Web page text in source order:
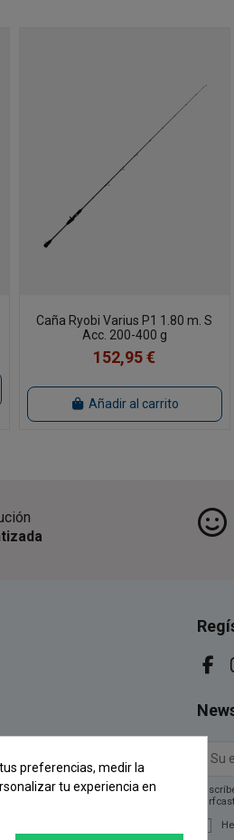
Caña Ryobi Varius P1 1.80 m. S
Acc. 200-400 g
152,95 €
Añadir al carrito
preferencias, medir la
tu experiencia en